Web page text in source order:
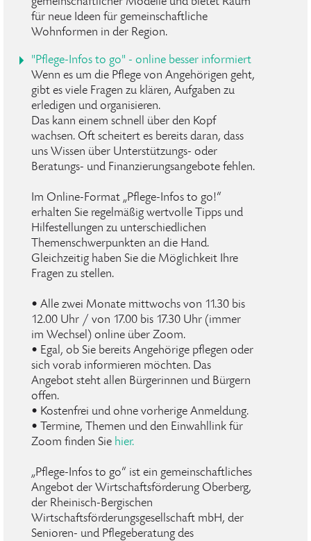
für neue Ideen für gemeinschaftliche
Wohnformen in der Region.
"Pflege-Infos to go" - online besser informiert
Wenn es um die Pflege von Angehörigen geht,
gibt es viele Fragen zu klären, Aufgaben zu
erledigen und organisieren.
Das kann einem schnell über den Kopf
wachsen. Oft scheitert es bereits daran, dass
uns Wissen über Unterstützungs- oder
Beratungs- und Finanzierungsangebote fehlen.
Im Online-Format „Pflege-Infos to go!“
erhalten Sie regelmäßig wertvolle Tipps und
Hilfestellungen zu unterschiedlichen
Themenschwerpunkten an die Hand.
Gleichzeitig haben Sie die Möglichkeit Ihre
Fragen zu stellen.
• Alle zwei Monate mittwochs von 11.30 bis
12.00 Uhr / von 17.00 bis 17.30 Uhr (immer
im Wechsel) online über Zoom.
• Egal, ob Sie bereits Angehörige pflegen oder
sich vorab informieren möchten. Das
Angebot steht allen Bürgerinnen und Bürgern
offen.
• Kostenfrei und ohne vorherige Anmeldung.
• Termine, Themen und den Einwahllink für
Zoom finden Sie hier.
„Pflege-Infos to go“ ist ein gemeinschaftliches
Angebot der Wirtschaftsförderung Oberberg,
der Rheinisch-Bergischen
Wirtschaftsförderungsgesellschaft mbH, der
Senioren- und Pflegeberatung des